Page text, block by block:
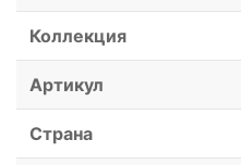
Коллекция
Артикул
Страна